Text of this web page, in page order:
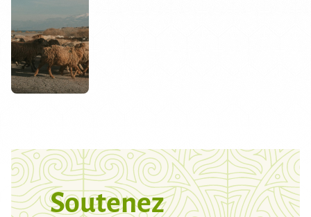
Soutenez